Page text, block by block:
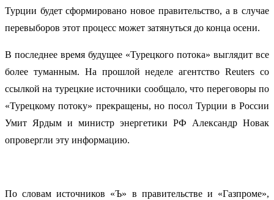
Турции будет сформировано новое правительство, а в случае
перевыборов этот процесс может затянуться до конца осени.
В последнее время будущее «Турецкого потока» выглядит все
более туманным. На прошлой неделе агентство Reuters со
ссылкой на турецкие источники сообщало, что переговоры по
«Турецкому потоку» прекращены, но посол Турции в России
Умит Ярдым и министр энергетики РФ Александр Новак
опровергли эту информацию.
По словам источников «Ъ» в правительстве и «Газпроме»,